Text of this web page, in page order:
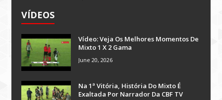
VÍDEOS
Vídeo: Veja Os Melhores Momentos De
Mixto 1 X 2 Gama
June 20, 2026
Na 1ª Vitória, História Do Mixto É
Exaltada Por Narrador Da CBF TV